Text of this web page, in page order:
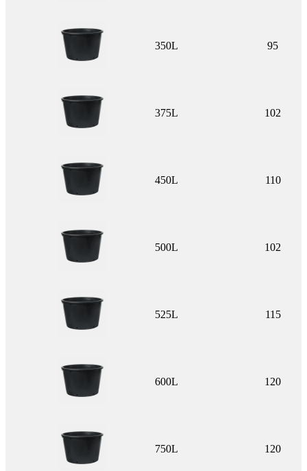
350L 95
375L 102
450L 110
500L 102
525L 115
600L 120
750L 120